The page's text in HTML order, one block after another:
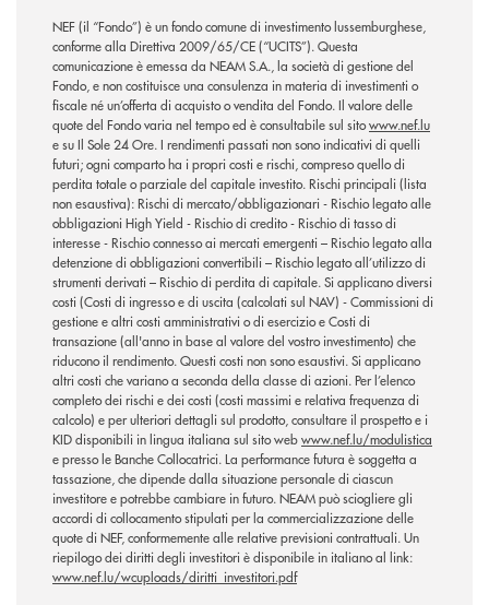
NEF (il “Fondo”) è un fondo comune di investimento lussemburghese,
conforme alla Direttiva 2009/65/CE (“UCITS”). Questa
comunicazione è emessa da NEAM S.A., la società di gestione del
Fondo, e non costituisce una consulenza in materia di investimenti o
fiscale né un’offerta di acquisto o vendita del Fondo. Il valore delle
quote del Fondo varia nel tempo ed è consultabile sul sitowww.nef.lu
e su Il Sole 24 Ore. I rendimenti passati non sono indicativi di quelli
futuri; ogni comparto ha i propri costi e rischi, compreso quello di
perdita totale o parziale del capitale investito. Rischi principali (lista
non esaustiva): Rischi di mercato/obbligazionari - Rischio legato alle
obbligazioni High Yield - Rischio di credito - Rischio di tasso di
interesse - Rischio connesso ai mercati emergenti – Rischio legato alla
detenzione di obbligazioni convertibili – Rischio legato all’utilizzo di
strumenti derivati – Rischio di perdita di capitale. Si applicano diversi
costi (Costi di ingresso e di uscita (calcolati sul NAV) - Commissioni di
gestione e altri costi amministrativi o di esercizio e Costi di
transazione (all'anno in base al valore del vostro investimento) che
riducono il rendimento. Questi costi non sono esaustivi. Si applicano
altri costi che variano a seconda della classe di azioni. Per l’elenco
completo dei rischi e dei costi (costi massimi e relativa frequenza di
calcolo) e per ulteriori dettagli sul prodotto, consultare il prospetto e i
KID disponibili in lingua italiana sul sito webwww.nef.lu/modulistica
e presso le Banche Collocatrici. La performance futura è soggetta a
tassazione, che dipende dalla situazione personale di ciascun
investitore e potrebbe cambiare in futuro. NEAM può sciogliere gli
accordi di collocamento stipulati per la commercializzazione delle
quote di NEF, conformemente alle relative previsioni contrattuali. Un
riepilogo dei diritti degli investitori è disponibile in italiano al link:
www.nef.lu/wcuploads/diritti_investitori.pdf